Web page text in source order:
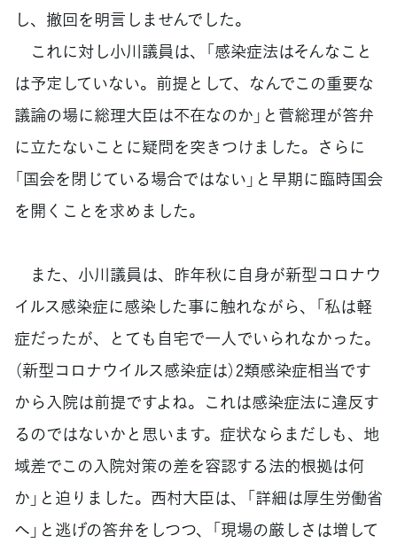
し、撤回を明言しませんでした。
これに対し小川議員は、「感染症法はそんなこと
は予定していない。前提として、なんでこの重要な
議論の場に総理大臣は不在なのか」と菅総理が答弁
に立たないことに疑問を突きつけました。さらに
「国会を閉じている場合ではない」と早期に臨時国会
を開くことを求めました。
また、小川議員は、昨年秋に自身が新型コロナウ
イルス感染症に感染した事に触れながら、「私は軽
症だったが、とても自宅で一人でいられなかった。
（新型コロナウイルス感染症は）2類感染症相当です
から入院は前提ですよね。これは感染症法に違反す
るのではないかと思います。症状ならまだしも、地
域差でこの入院対策の差を容認する法的根拠は何
か」と迫りました。西村大臣は、「詳細は厚生労働省
へ」と逃げの答弁をしつつ、「現場の厳しさは増して